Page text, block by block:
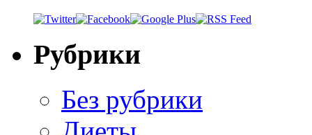
Рубрики
Без рубрики